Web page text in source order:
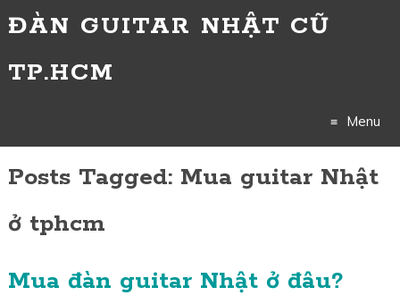
ĐÀN GUITAR NHẬT CŨ
TP.HCM
Menu
Skip
Posts Tagged: Mua guitar Nhật
ở tphcm
Mua đàn guitar Nhật ở đâu?